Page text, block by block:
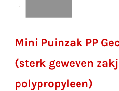
Mini Puinzak PP
(sterk geweven
polypropyleen)